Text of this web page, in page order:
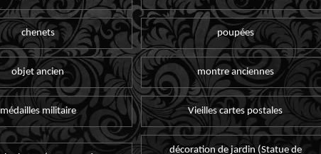
chenets poupées
objet ancien montre anciennes
médailles militaire Vieilles cartes postales
décoration de jardin (Statue de